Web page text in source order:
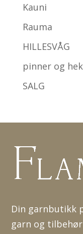
Kauni
Rauma
HILLESVÅG
pinner og
SALG
Din garnbutikk
garn og